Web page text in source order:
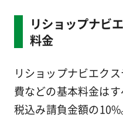
リショップナビ
料金
リショップナビエク
費などの基本料金は
税込み請負金額の